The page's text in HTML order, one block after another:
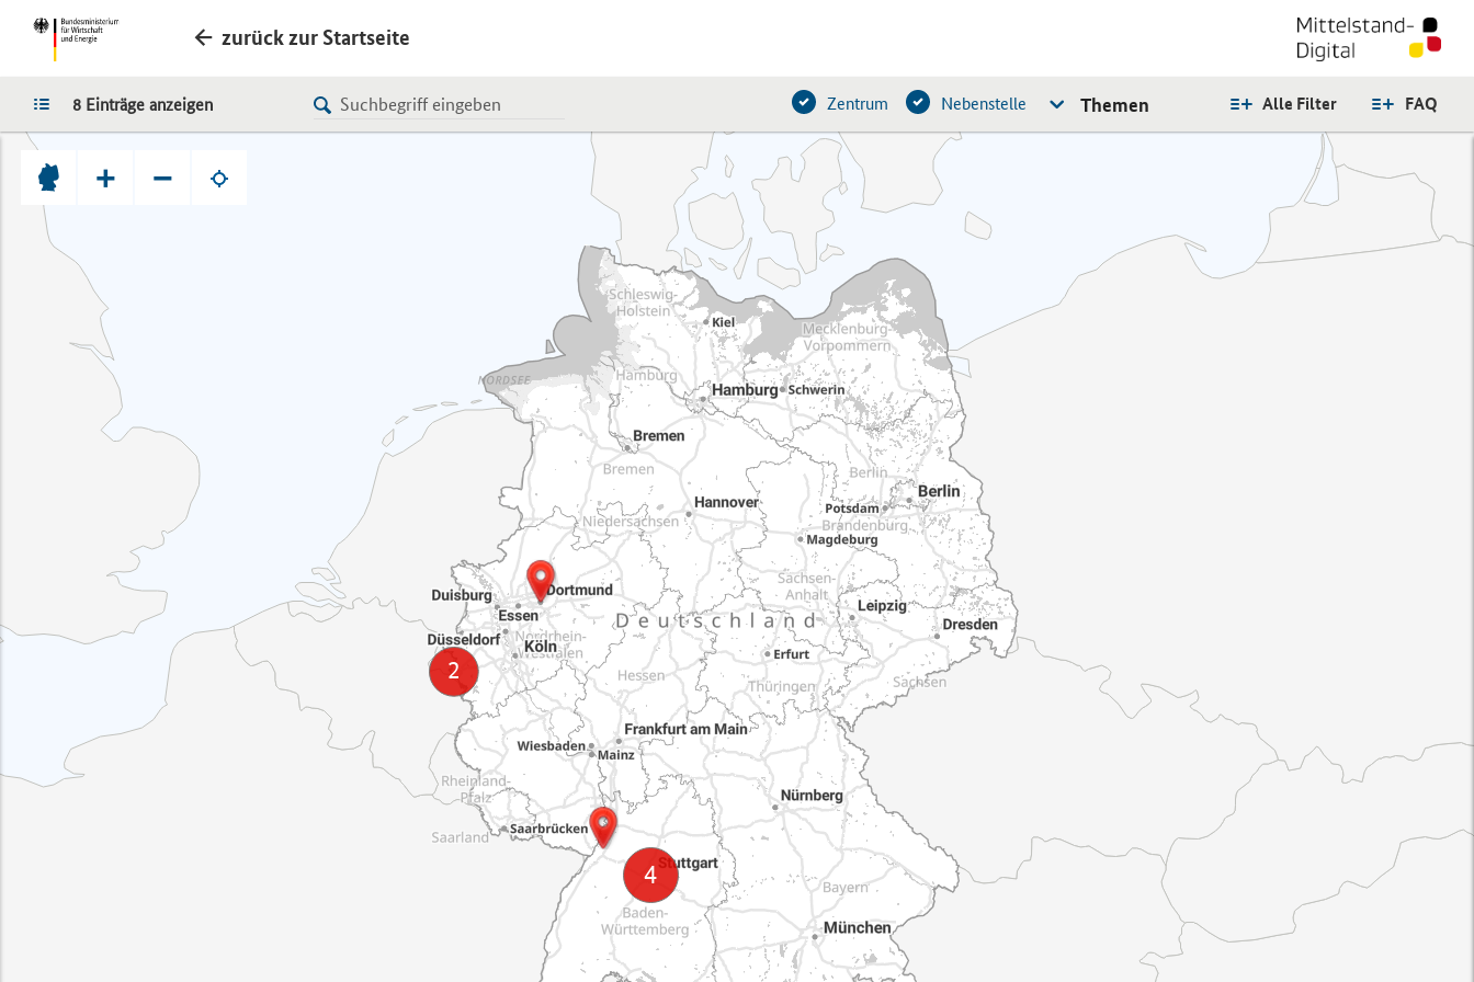
zurück zur Startseite
LISTE FAQ
Alle Filter
Zentrum Nebenstelle Themen
8 Einträge anzeigen
+ −